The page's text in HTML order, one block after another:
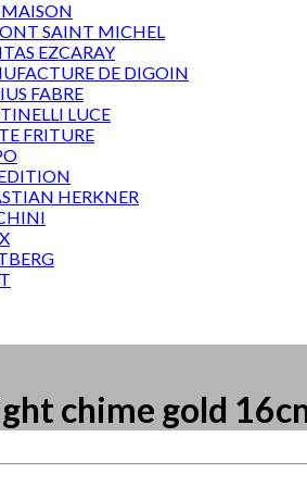
SAINT MICHEL
EZCARAY
DE DIGOIN
FABRE
LUCE
FRITURE
HERKNER
chime gold